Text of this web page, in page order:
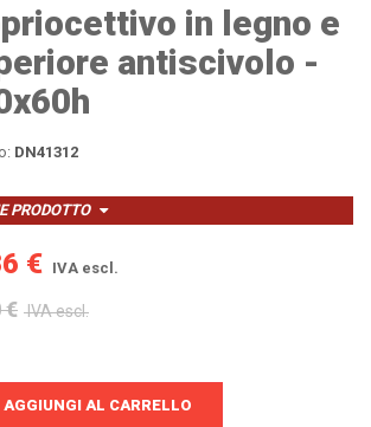
in legno e
antiscivolo -
DN41312
PRODOTTO
€ IVA escl.
€ IVA escl.
AGGIUNGI AL CARRELLO